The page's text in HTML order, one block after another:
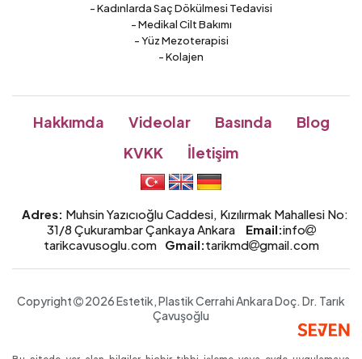
- Kadınlarda Saç Dökülmesi Tedavisi
- Medikal Cilt Bakımı
- Yüz Mezoterapisi
- Kolajen
Hakkımda Videolar Basında
Blog
KVKK
İletişim
Adres: Muhsin Yazıcıoğlu Caddesi, Kızılırmak Mahallesi No:
31/8 Çukurambar Çankaya Ankara
Email:info
tarikcavusoglu.com
Gmail:tarikmd gmail.com
Copyright 2026 Estetik, Plastik Cerrahi AnkaraDoç. Dr. Tarık
Çavuşoğlu